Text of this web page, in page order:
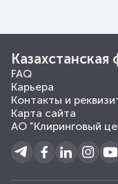
N1broker
NGDEM Finance
NGDEM Global
OQAM Finance Ltd.
FAQ
Карьера
Контакты и
Карта сайта
АО "Клиринговый